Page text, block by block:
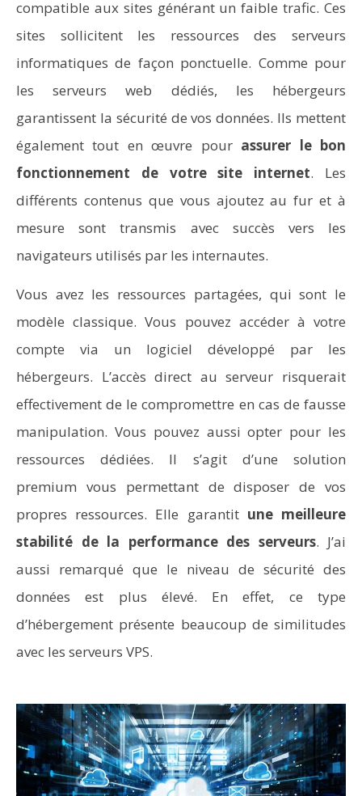
compatible aux sites générant un faible trafic. Ces
sites sollicitent les ressources des serveurs
informatiques de façon ponctuelle. Comme pour
les serveurs web dédiés, les hébergeurs
garantissent la sécurité de vos données. Ils mettent
également tout en œuvre pour assurer le bon
fonctionnement de votre site internet. Les
différents contenus que vous ajoutez au fur et à
mesure sont transmis avec succès vers les
navigateurs utilisés par les internautes.
Vous avez les ressources partagées, qui sont le
modèle classique. Vous pouvez accéder à votre
compte via un logiciel développé par les
hébergeurs. L’accès direct au serveur risquerait
effectivement de le compromettre en cas de fausse
manipulation. Vous pouvez aussi opter pour les
ressources dédiées. Il s’agit d’une solution
premium vous permettant de disposer de vos
propres ressources. Elle garantit une meilleure
stabilité de la performance des serveurs. J’ai
aussi remarqué que le niveau de sécurité des
données est plus élevé. En effet, ce type
d’hébergement présente beaucoup de similitudes
avec les serveurs VPS.